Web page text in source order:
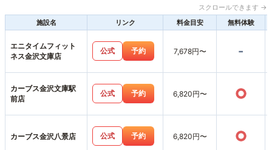
スクロールできます →
施設名
リンク 料金目安 無料体験
エニタイムフィット
ネス金沢文庫店
公式 予約 7,678円〜 -
カーブス金沢文庫駅
前店
公式 予約 6,820円〜 ○
カーブス金沢八景店 公式 予約 6,820円〜 ○